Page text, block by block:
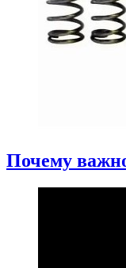
Почему